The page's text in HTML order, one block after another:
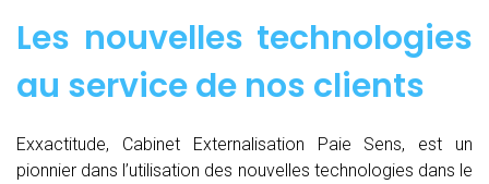
Les nouvelles technologies
au service de nos clients
Exxactitude, Cabinet Externalisation Paie Sens, est un
pionnier dans l’utilisation des nouvelles technologies dans le